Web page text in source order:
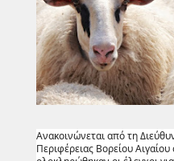
Ανακοινώνεται από τη
Περιφέρειας Βορείου